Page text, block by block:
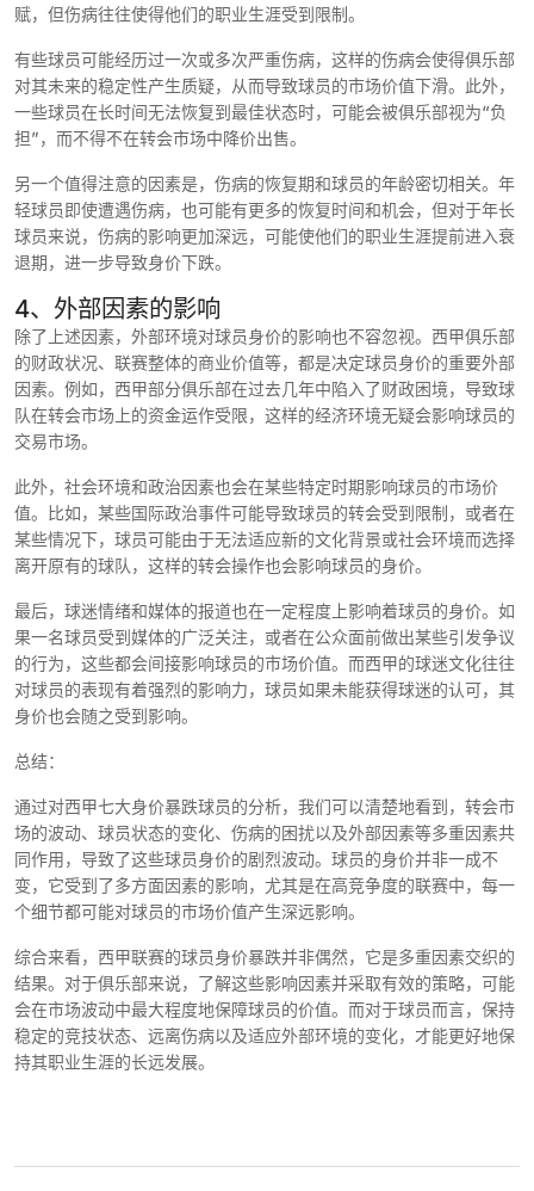
赋，但伤病往往使得他们的职业生涯受到限制。
有些球员可能经历过一次或多次严重伤病，这样的伤病会使得俱乐部
对其未来的稳定性产生质疑，从而导致球员的市场价值下滑。此外，
一些球员在长时间无法恢复到最佳状态时，可能会被俱乐部视为“负
担”，而不得不在转会市场中降价出售。
另一个值得注意的因素是，伤病的恢复期和球员的年龄密切相关。年
轻球员即使遭遇伤病，也可能有更多的恢复时间和机会，但对于年长
球员来说，伤病的影响更加深远，可能使他们的职业生涯提前进入衰
退期，进一步导致身价下跌。
4、外部因素的影响
除了上述因素，外部环境对球员身价的影响也不容忽视。西甲俱乐部
的财政状况、联赛整体的商业价值等，都是决定球员身价的重要外部
因素。例如，西甲部分俱乐部在过去几年中陷入了财政困境，导致球
队在转会市场上的资金运作受限，这样的经济环境无疑会影响球员的
交易市场。
此外，社会环境和政治因素也会在某些特定时期影响球员的市场价
值。比如，某些国际政治事件可能导致球员的转会受到限制，或者在
某些情况下，球员可能由于无法适应新的文化背景或社会环境而选择
离开原有的球队，这样的转会操作也会影响球员的身价。
最后，球迷情绪和媒体的报道也在一定程度上影响着球员的身价。如
果一名球员受到媒体的广泛关注，或者在公众面前做出某些引发争议
的行为，这些都会间接影响球员的市场价值。而西甲的球迷文化往往
对球员的表现有着强烈的影响力，球员如果未能获得球迷的认可，其
身价也会随之受到影响。
总结：
通过对西甲七大身价暴跌球员的分析，我们可以清楚地看到，转会市
场的波动、球员状态的变化、伤病的困扰以及外部因素等多重因素共
同作用，导致了这些球员身价的剧烈波动。球员的身价并非一成不
变，它受到了多方面因素的影响，尤其是在高竞争度的联赛中，每一
个细节都可能对球员的市场价值产生深远影响。
综合来看，西甲联赛的球员身价暴跌并非偶然，它是多重因素交织的
结果。对于俱乐部来说，了解这些影响因素并采取有效的策略，可能
会在市场波动中最大程度地保障球员的价值。而对于球员而言，保持
稳定的竞技状态、远离伤病以及适应外部环境的变化，才能更好地保
持其职业生涯的长远发展。